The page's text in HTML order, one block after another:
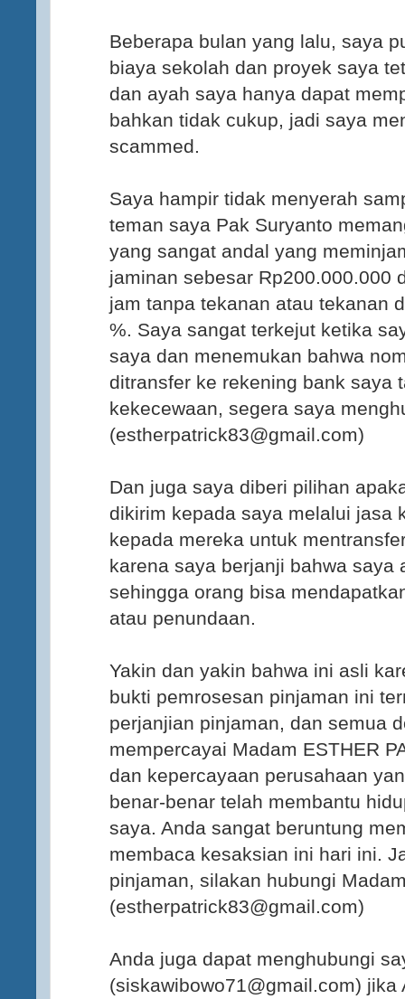
Beberapa bulan yang lalu, saya
biaya sekolah dan proyek saya
dan ayah saya hanya dapat
bahkan tidak cukup, jadi saya
scammed.
Saya hampir tidak menyerah
teman saya Pak Suryanto
yang sangat andal yang
jaminan sebesar Rp200.000.000
jam tanpa tekanan atau tekanan
%. Saya sangat terkejut ketika
saya dan menemukan bahwa
ditransfer ke rekening bank saya
kekecewaan, segera saya
(estherpatrick83@gmail.com)
Dan juga saya diberi pilihan
dikirim kepada saya melalui jasa
kepada mereka untuk
karena saya berjanji bahwa saya
sehingga orang bisa
atau penundaan.
Yakin dan yakin bahwa ini asli
bukti pemrosesan pinjaman ini
perjanjian pinjaman, dan semua
mempercayai Madam ESTHER
dan kepercayaan perusahaan
benar-benar telah membantu
saya. Anda sangat beruntung
membaca kesaksian ini hari ini.
pinjaman, silakan hubungi
(estherpatrick83@gmail.com)
Anda juga dapat menghubungi
(siskawibowo71@gmail.com)